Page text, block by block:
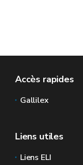
Accès rapides
Gallilex
Liens utiles
Liens ELI